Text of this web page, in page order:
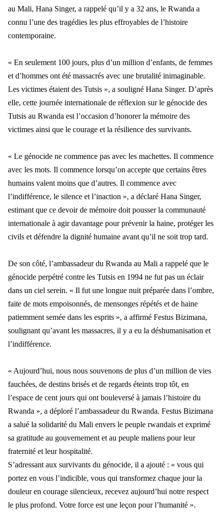
au Mali, Hana Singer, a rappelé qu’il y a 32 ans, le Rwanda a
connu l’une des tragédies les plus effroyables de l’histoire
contemporaine.
« En seulement 100 jours, plus d’un million d’enfants, de femmes
et d’hommes ont été massacrés avec une brutalité inimaginable.
Les victimes étaient des Tutsis », a souligné Hana Singer. D’après
elle, cette journée internationale de réflexion sur le génocide des
Tutsis au Rwanda est l’occasion d’honorer la mémoire des
victimes ainsi que le courage et la résilience des survivants.
« Le génocide ne commence pas avec les machettes. Il commence
avec les mots. Il commence lorsqu’on accepte que certains êtres
humains valent moins que d’autres. Il commence avec
l’indifférence, le silence et l’inaction », a déclaré Hana Singer,
estimant que ce devoir de mémoire doit pousser la communauté
internationale à agir davantage pour prévenir la haine, protéger les
civils et défendre la dignité humaine avant qu’il ne soit trop tard.
De son côté, l’ambassadeur du Rwanda au Mali a rappelé que le
génocide perpétré contre les Tutsis en 1994 ne fut pas un éclair
dans un ciel serein. « Il fut une longue nuit préparée dans l’ombre,
faite de mots empoisonnés, de mensonges répétés et de haine
patiemment semée dans les esprits », a affirmé Festus Bizimana,
soulignant qu’avant les massacres, il y a eu la déshumanisation et
l’indifférence.
« Aujourd’hui, nous nous souvenons de plus d’un million de vies
fauchées, de destins brisés et de regards éteints trop tôt, en
l’espace de cent jours qui ont bouleversé à jamais l’histoire du
Rwanda », a déploré l’ambassadeur du Rwanda. Festus Bizimana
a salué la solidarité du Mali envers le peuple rwandais et exprimé
sa gratitude au gouvernement et au peuple maliens pour leur
fraternité et leur hospitalité.
S’adressant aux survivants du génocide, il a ajouté : « vous qui
portez en vous l’indicible, vous qui transformez chaque jour la
douleur en courage silencieux, recevez aujourd’hui notre respect
le plus profond. Votre force est une leçon pour l’humanité ».